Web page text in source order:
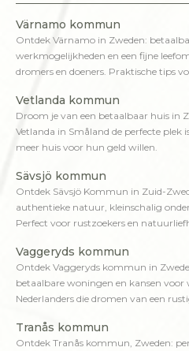
Värnamo kommun
Ontdek Värnamo in Zweden:
werkmogelijkheden en een fijne
dromers en doeners. Praktische tips
Vetlanda kommun
Droom je van een betaalbaar huis in
Vetlanda in Småland de perfecte plek
meer huis voor hun geld willen.
Sävsjö kommun
Ontdek Sävsjö Kommun in Zuid-
authentieke natuur, kleinschalig
Perfect voor rustzoekers en
Vaggeryds kommun
Ontdek Vaggeryds kommun in
betaalbare woningen en kansen voor
Nederlanders die dromen van een
Tranås kommun
Ontdek Tranås kommun, Zweden: